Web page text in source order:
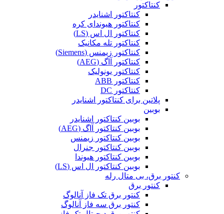
کنتاکتور
کنتاکتور اشنایدر
کنتاکتور هیوندای کره
کنتاکتور ال اس (LS)
کنتاکتور تله مکانیک
کنتاکتور زیمنس (Siemens)
کنتاکتور آاگ (AEG)
کنتاکتور یونولیک
کنتاکتور ABB
کنتاکتور DC
پلاتین برای کنتاکتور اشنایدر
بوبین
بوبین کنتاکتور اشنایدر
بوبین کنتاکتور آاگ (AEG)
بوبین کنتاکتور زیمنس
بوبین کنتاکتور جنرال
بوبین کنتاکتور هیوندا
بوبین کنتاکتور ال اس (LS)
کنتور برق، بی متال رله
کنتور برق
کنتور برق تک فاز آنالوگ
کنتور برق سه فاز آنالوگ